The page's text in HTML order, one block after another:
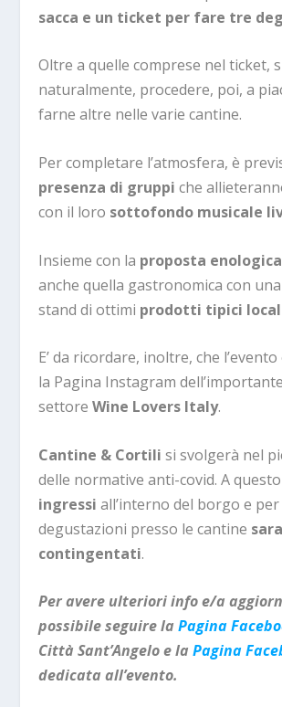
sacca e un ticket per fare tre
Oltre a quelle comprese nel ticket,
naturalmente, procedere, poi, a
farne altre nelle varie cantine.
Per completare l’atmosfera, è
presenza di gruppi che
con il loro sottofondo musicale
Insieme con la proposta enologica
anche quella gastronomica con
stand di ottimi prodotti tipici
E’ da ricordare, inoltre, che
la Pagina Instagram
settoreWine Lovers Italy.
Cantine & Cortili si svolgerà nel
delle normative anti-covid. A
ingressi all’interno del borgo e per
degustazioni presso le cantine
contingentati.
Per avere ulteriori info e/a
possibile seguire laPagina
Città Sant’Angelo e laPagina
dedicata all’evento.